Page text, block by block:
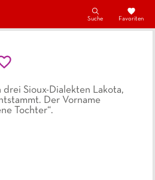
Suche Favoriten
drei Sioux-Dialekten Lakota,
Der Vorname
Tochter“.